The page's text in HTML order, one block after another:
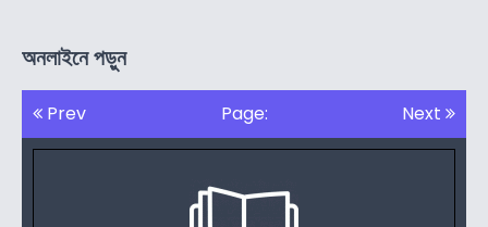
অনলাইনে পড়ুন
Prev Page: Next